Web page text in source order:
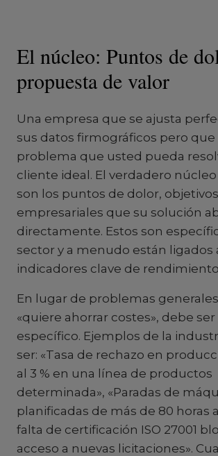
El núcleo: Puntos de
propuesta de valor
Una empresa que se ajusta
sus datos firmográficos pero
problema que usted pueda
cliente ideal. El verdadero núcleo
son los puntos de dolor,
empresariales que su solución
directamente. Estos son
sector y a menudo están ligados
indicadores clave de rendimiento
En lugar de problemas
«quiere ahorrar costes», debe
específico. Ejemplos de la
ser: «Tasa de rechazo en
al 3 % en una línea de productos
determinada», «Paradas de
planificadas de más de 80 horas
falta de certificación ISO 27001
acceso a nuevas licitaciones».